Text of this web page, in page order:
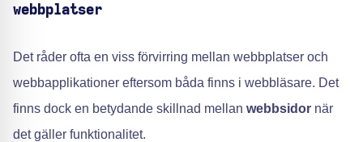
webbplatser
Det råder ofta en viss förvirring mellan webbplatser och
webbapplikationer eftersom båda finns i webbläsare. Det
finns dock en betydande skillnad mellan webbsidor när
det gäller funktionalitet.